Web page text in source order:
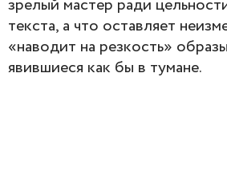
зрелый мастер ради
текста, а что оставляет
«наводит на резкость»
явившиеся как бы в тумане.